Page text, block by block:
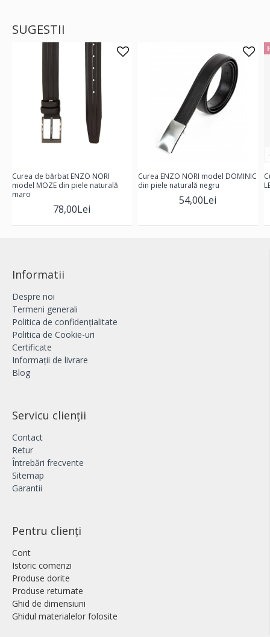
SUGESTII
Curea de bărbat ENZO NORI
model MOZE din piele naturală
maro
78,00Lei
Curea ENZO NORI model DOMINIC
din piele naturală negru
54,00Lei
Informatii
Despre noi
Termeni generali
Politica de confidențialitate
Politica de Cookie-uri
Certificate
Informații de livrare
Blog
Servicu clienții
Contact
Retur
Întrebări frecvente
Sitemap
Garantii
Pentru clienți
Cont
Istoric comenzi
Produse dorite
Produse returnate
Ghid de dimensiuni
Ghidul materialelor folosite